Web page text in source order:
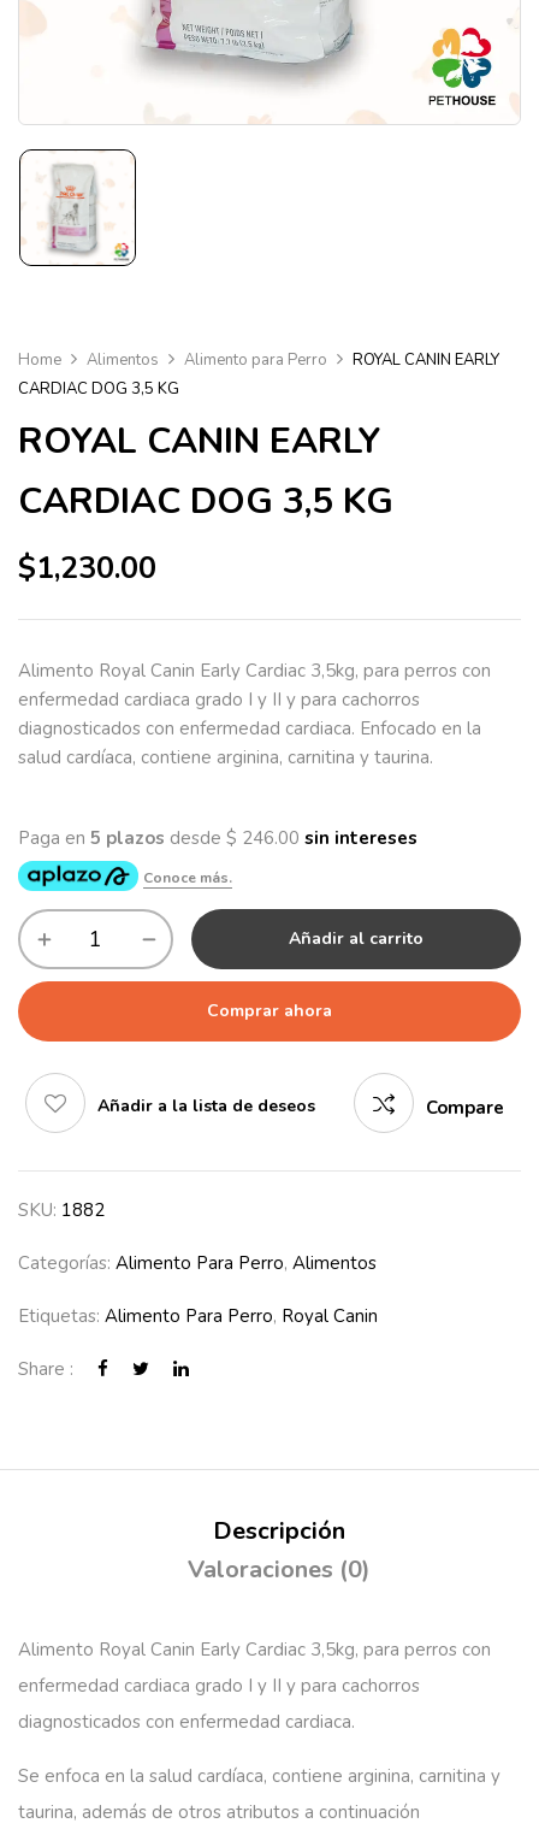
Home Alimentos Alimento para Perro
ROYAL CANIN EARLY
CARDIAC DOG 3,5 KG
ROYAL CANIN EARLY
CARDIAC DOG 3,5 KG
$1,230.00
Alimento Royal Canin Early Cardiac 3,5kg, para perros con
enfermedad cardiaca grado I y II y para cachorros
diagnosticados con enfermedad cardiaca. Enfocado en la
salud cardíaca, contiene arginina, carnitina y taurina.
Añadir al carrito
Comprar ahora
Añadir a la lista de deseos Compare
SKU: 1882
Categorías: Alimento Para Perro, Alimentos
Etiquetas: Alimento Para Perro, Royal Canin
Share :
Descripción
Valoraciones (0)
Alimento Royal Canin Early Cardiac 3,5kg, para perros con
enfermedad cardiaca grado I y II y para cachorros
diagnosticados con enfermedad cardiaca.
Se enfoca en la salud cardíaca, contiene arginina, carnitina y
taurina, además de otros atributos a continuación